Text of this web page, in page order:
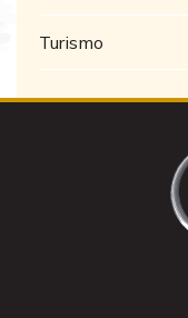
Turismo